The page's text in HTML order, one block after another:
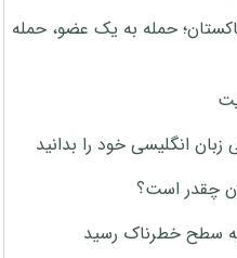
حمله به یک عضو، حمله
انگلیسی خود را بدانید
سطح خطرناک رسید